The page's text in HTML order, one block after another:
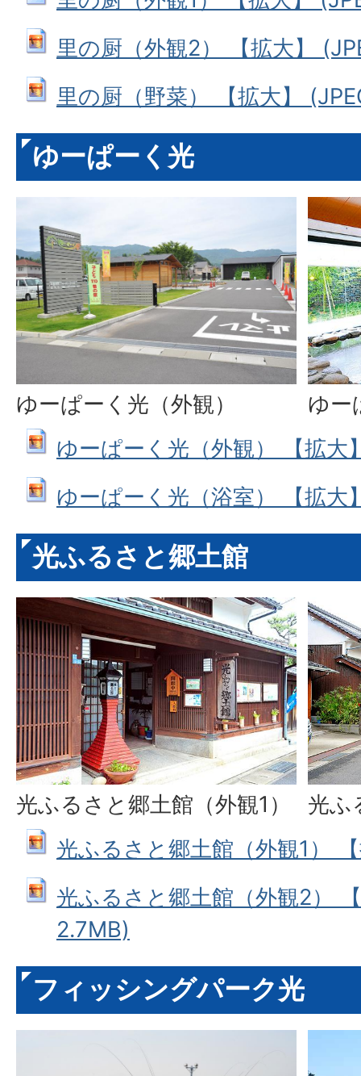
里の厨（外観2） 【拡大】
里の厨（野菜） 【拡大】
ゆーぱーく光
ゆーぱーく光（外観）
ゆー
ゆーぱーく光（外観） 【拡大
ゆーぱーく光（浴室） 【拡大
光ふるさと郷土館
光ふるさと郷土館（外観1）
光ふ
光ふるさと郷土館（外観1）
光ふるさと郷土館（外観2）
2.7MB)
フィッシングパーク光